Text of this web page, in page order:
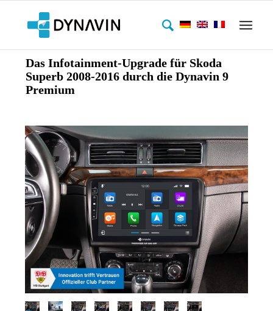
Das Infotainment-Upgrade für Skoda
Superb 2008-2016 durch die Dynavin 9
Premium